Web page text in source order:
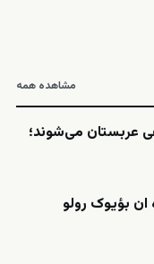
مشاهده همه
عربستان می‌شوند؛
ان بؤیوک رولو